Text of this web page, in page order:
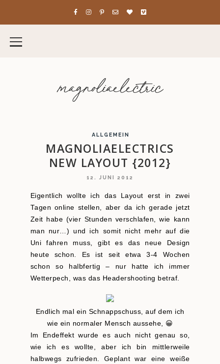
magnoliaelectric
ALLGEMEIN
MAGNOLIAELECTRICS
NEW LAYOUT {2012}
12. JUNI 2012
Eigentlich wollte ich das Layout erst in zwei
Tagen online stellen, aber da ich gerade jetzt
Zeit habe (vier Stunden verschlafen, wie kann
man nur…) und ich somit nicht mehr auf die
Uni fahren muss, gibt es das neue Design
heute schon. Es ist seit etwa 3-4 Wochen
schon so halbfertig – nur hatte ich immer
Wetterpech, was das Headershooting betraf.
Endlich mal ein Schnappschuss, auf dem ich
wie ein normaler Mensch aussehe, 😀
Im Endeffekt wurde es auch nicht genau so,
wie ich es wollte, aber ich bin mittlerweile
halbwegs zufrieden. Geplant war eine weiße